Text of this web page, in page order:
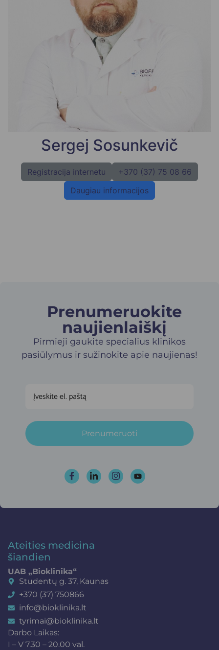
Sergej Sosunkevič
Registracija internetu
+370 (37) 75 08 66
Daugiau informacijos
Prenumeruokite
naujienlaiškį​
Pirmieji gaukite specialius klinikos
pasiūlymus ir sužinokite apie naujienas!
Prenumeruoti
Ateities medicina
šiandien
UAB „Bioklinika“
Studentų g. 37, Kaunas
+370 (37) 750866
info@bioklinika.lt
tyrimai@bioklinika.lt
Darbo Laikas:
I – V 7.30 – 20.00 val.